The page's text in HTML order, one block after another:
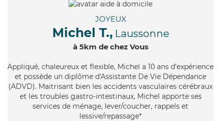
JOYEUX
Michel T., Laussonne
à 5km de chez Vous
Appliqué, chaleureux et flexible, Michel a 10 ans d'expérience
et possède un diplôme d'Assistante De Vie Dépendance
(ADVD). Maitrisant bien les accidents vasculaires cérébraux
et les troubles gastro-intestinaux, Michel apporte ses
services de ménage, lever/coucher, rappels et
lessive/repassage*